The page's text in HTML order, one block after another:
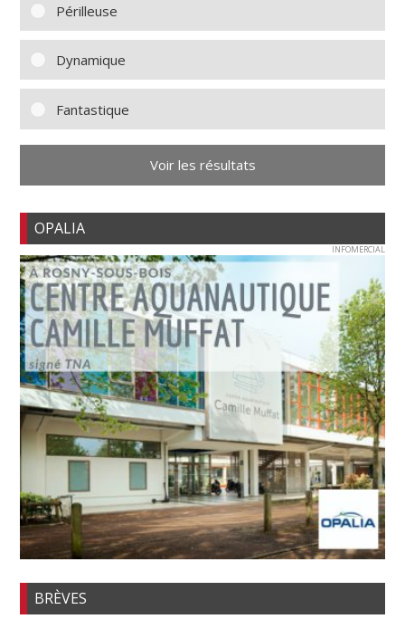
Périlleuse
Dynamique
Fantastique
Voir les résultats
OPALIA
INFOMERCIAL
BRÈVES